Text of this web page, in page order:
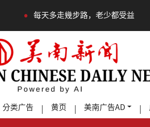
每天多走幾步路，老少都受益 • 德州
分类广告 | 黄页 | 美南广告AD |